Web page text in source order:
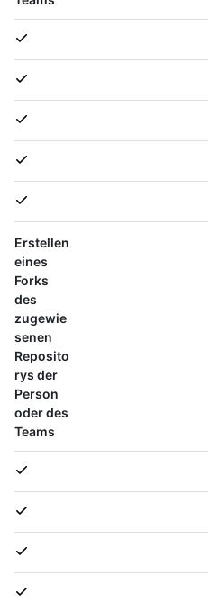
Erstellen
eines
Forks
des
zugewie
senen
Reposito
rys der
Person
oder des
Teams